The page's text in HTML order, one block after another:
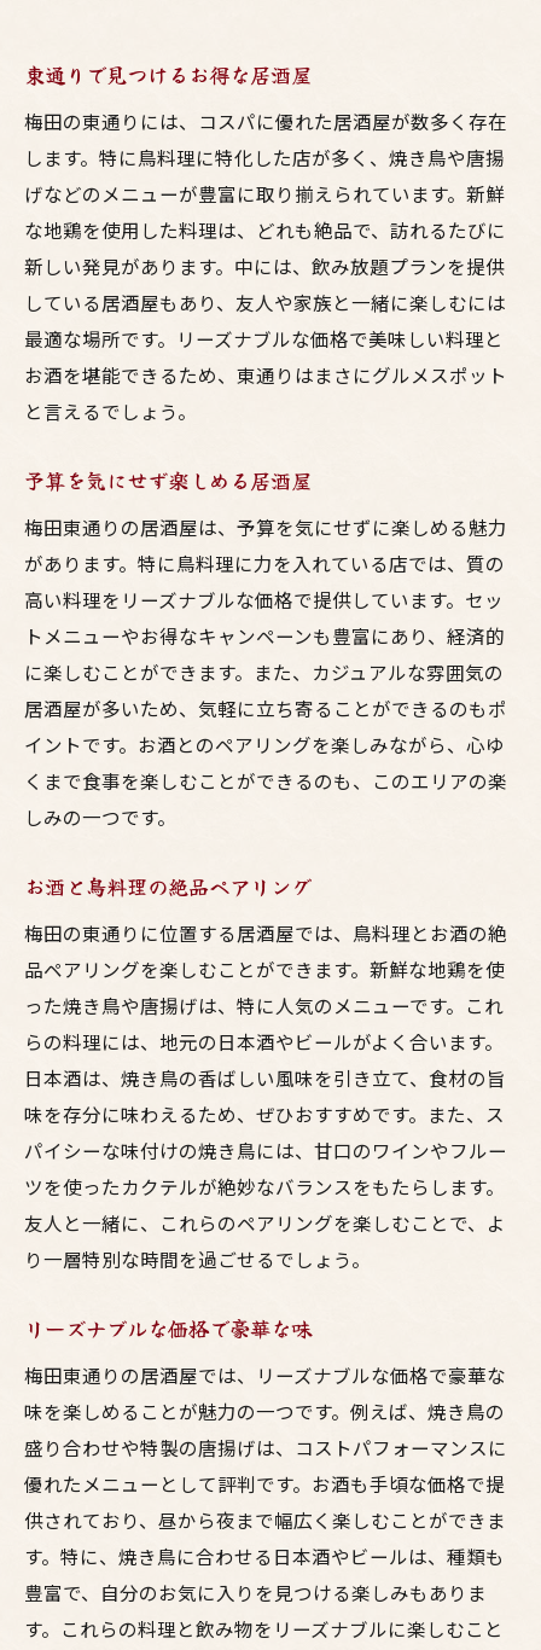
東通りで見つけるお得な居酒屋
梅田の東通りには、コスパに優れた居酒屋が数多く存在
します。特に鳥料理に特化した店が多く、焼き鳥や唐揚
げなどのメニューが豊富に取り揃えられています。新鮮
な地鶏を使用した料理は、どれも絶品で、訪れるたびに
新しい発見があります。中には、飲み放題プランを提供
している居酒屋もあり、友人や家族と一緒に楽しむには
最適な場所です。リーズナブルな価格で美味しい料理と
お酒を堪能できるため、東通りはまさにグルメスポット
と言えるでしょう。
予算を気にせず楽しめる居酒屋
梅田東通りの居酒屋は、予算を気にせずに楽しめる魅力
があります。特に鳥料理に力を入れている店では、質の
高い料理をリーズナブルな価格で提供しています。セッ
トメニューやお得なキャンペーンも豊富にあり、経済的
に楽しむことができます。また、カジュアルな雰囲気の
居酒屋が多いため、気軽に立ち寄ることができるのもポ
イントです。お酒とのペアリングを楽しみながら、心ゆ
くまで食事を楽しむことができるのも、このエリアの楽
しみの一つです。
お酒と鳥料理の絶品ペアリング
梅田の東通りに位置する居酒屋では、鳥料理とお酒の絶
品ペアリングを楽しむことができます。新鮮な地鶏を使
った焼き鳥や唐揚げは、特に人気のメニューです。これ
らの料理には、地元の日本酒やビールがよく合います。
日本酒は、焼き鳥の香ばしい風味を引き立て、食材の旨
味を存分に味わえるため、ぜひおすすめです。また、ス
パイシーな味付けの焼き鳥には、甘口のワインやフルー
ツを使ったカクテルが絶妙なバランスをもたらします。
友人と一緒に、これらのペアリングを楽しむことで、よ
り一層特別な時間を過ごせるでしょう。
リーズナブルな価格で豪華な味
梅田東通りの居酒屋では、リーズナブルな価格で豪華な
味を楽しめることが魅力の一つです。例えば、焼き鳥の
盛り合わせや特製の唐揚げは、コストパフォーマンスに
優れたメニューとして評判です。お酒も手頃な価格で提
供されており、昼から夜まで幅広く楽しむことができま
す。特に、焼き鳥に合わせる日本酒やビールは、種類も
豊富で、自分のお気に入りを見つける楽しみもありま
す。これらの料理と飲み物をリーズナブルに楽しむこと